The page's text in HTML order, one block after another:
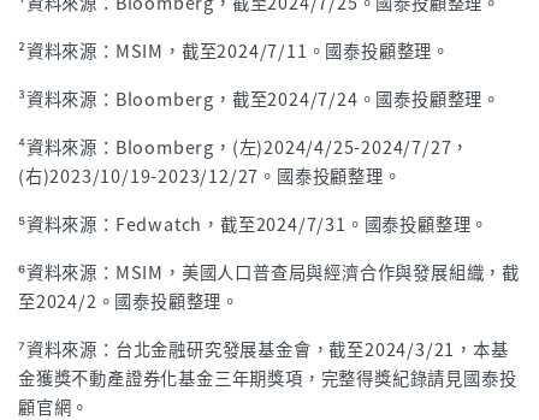
²資料來源：MSIM，截至2024/7/11。國泰投顧整理。
³資料來源：Bloomberg，截至2024/7/24。國泰投顧整理。
⁴資料來源：Bloomberg，(左)2024/4/25-2024/7/27，
(右)2023/10/19-2023/12/27。國泰投顧整理。
⁵資料來源：Fedwatch，截至2024/7/31。國泰投顧整理。
⁶資料來源：MSIM，美國人口普查局與經濟合作與發展組織，截
至2024/2。國泰投顧整理。
⁷資料來源：台北金融研究發展基金會，截至2024/3/21，本基
金獲獎不動產證券化基金三年期獎項，完整得獎紀錄請見國泰投
顧官網。